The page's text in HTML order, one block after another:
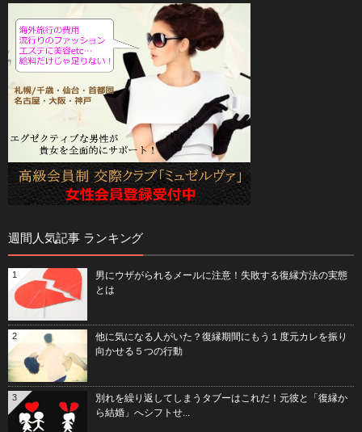
週間人気記事 ランキング
男にウザがられるメールに注意！失敗する復縁方法の実態
とは
1
他に気になる人がいた？復縁期間にもう１度元カレを振り
向かせる５つの行動
2
別れを繰り返してしまうタブーはこれだ！元彼と「復縁か
ら結婚」へシフトせ...
3